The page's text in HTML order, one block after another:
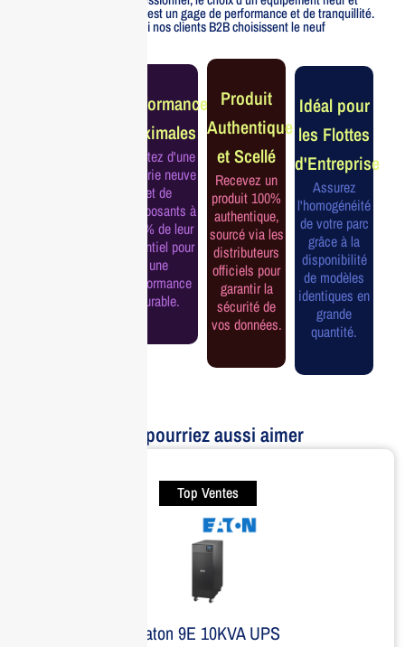
officiellement distribué est un gage de performance et de tranquillité.
Voici pourquoi nos clients B2B choisissent le neuf
Performance
Maximales
Profitez d'une
batterie neuve
et de
composants à
100% de leur
potentiel pour
une
performance
durable.
Produit
Authentique
et Scellé
Recevez un
produit 100%
authentique,
sourcé via les
distributeurs
officiels pour
garantir la
sécurité de
vos données.
Idéal pour
les Flottes
d'Entreprise
Assurez
l'homogénéité
de votre parc
grâce à la
disponibilité
de modèles
identiques en
grande
quantité.
Vous pourriez aussi aimer
Top Ventes
Eaton 9E 10KVA UPS